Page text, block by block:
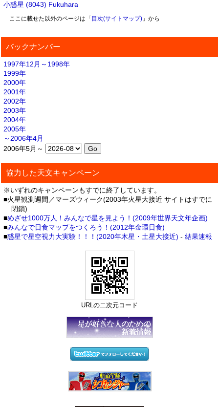
小惑星 (8043) Fukuhara
ここに載せた以外のページは「 目次(サイトマップ)」から
バックナンバー
1997年12月～1998年
1999年
2000年
2001年
2002年
2003年
2004年
2005年
～2006年4月
2006年5月～
協力した天文キャンペーン
※いずれのキャンペーンもすでに終了しています。
■火星観測週間／マーズウィーク(2003年火星大接近 サイトはすでに
閉鎖)
■めざせ1000万人！みんなで星を見よう！(2009年世界天文年企画)
■みんなで日食マップをつくろう！(2012年金環日食)
■惑星で星空視力大実験！！！(2020年木星・土星大接近) - 結果速報
URLの二次元コード